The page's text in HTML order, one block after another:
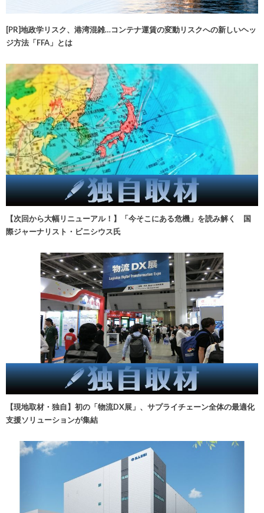
[PR]地政学リスク、港湾混雑…コンテナ運賃の変動リスクへの新しいヘッ
ジ方法「FFA」とは
【次回から大幅リニューアル！】「今そこにある危機」を読み解く 国
際ジャーナリスト・ビニシウス氏
【現地取材・独自】初の「物流DX展」、サプライチェーン全体の最適化
支援ソリューションが集結